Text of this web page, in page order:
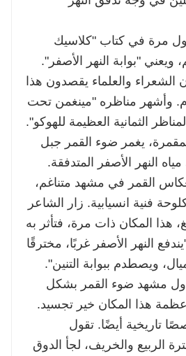
مرة في كتاب "كلاسيك
ويعني "بوابة النهر الأصفر".
الشعراء والعلماء يقصدون هذا
وأشهر مناظره "مينغمن تحت
الثمانية العظيمة للهوكو".
يغمر ضوء القمر جبل
النهر الأصفر المتدفقة.
القمر في مشهد متناغم،
كلوحة فنية انسيابية. زار الشاعر
هذا المكان ذات مرة، فتأثر به
النهر الأصفر غربًا، مخترقًا
ويصطدم ببوابة التنين".
مشهد ضوء القمر بشكل
عظمة هذا المكان خير تجسيد.
تاريخية أيضًا. تقول
الربيع والخريف، لجأ الدوق